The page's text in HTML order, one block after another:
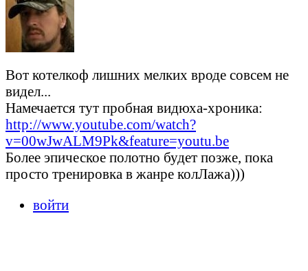
Вот котелкоф лишних мелких вроде совсем не
видел...
Намечается тут пробная видюха-хроника:
http://www.youtube.com/watch?
v=00wJwALM9Pk&feature=youtu.be
Более эпическое полотно будет позже, пока
просто тренировка в жанре колЛажа)))
войти